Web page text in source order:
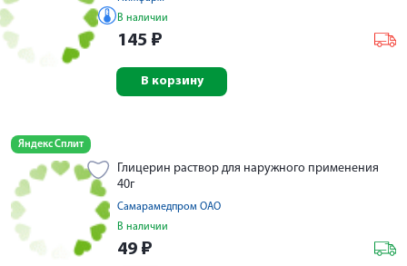
В наличии
145 ₽
В корзину
Яндекс Сплит
Глицерин раствор для наружного применения
40г
Самарамедпром ОАО
В наличии
49 ₽